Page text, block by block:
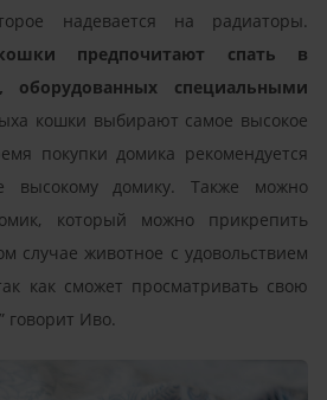
надевается на радиаторы.
предпочитают спать в
оборудованных специальными
кошки выбирают самое высокое
покупки домика рекомендуется
высокому домику. Также можно
который можно прикрепить
случае животное с удовольствием
как сможет просматривать свою
говорит Иво.